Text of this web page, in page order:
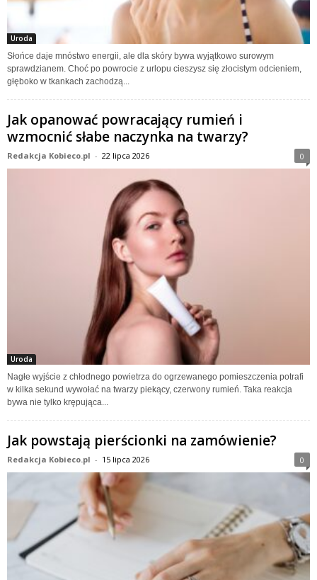
Uroda
Słońce daje mnóstwo energii, ale dla skóry bywa wyjątkowo surowym
sprawdzianem. Choć po powrocie z urlopu cieszysz się złocistym odcieniem,
głęboko w tkankach zachodzą...
Jak opanować powracający rumień i
wzmocnić słabe naczynka na twarzy?
Redakcja Kobieco.pl - 22 lipca 2026 0
Uroda
Nagłe wyjście z chłodnego powietrza do ogrzewanego pomieszczenia potrafi
w kilka sekund wywołać na twarzy piekący, czerwony rumień. Taka reakcja
bywa nie tylko krępująca...
Jak powstają pierścionki na zamówienie?
Redakcja Kobieco.pl - 15 lipca 2026 0